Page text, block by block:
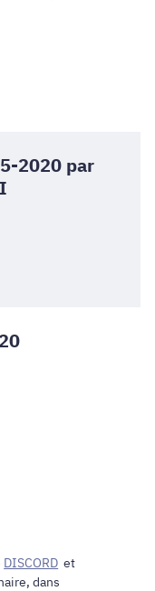
2020 par
DISCORD et
dans